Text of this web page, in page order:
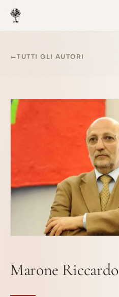
←TUTTI GLI AUTORI
Marone Riccardo